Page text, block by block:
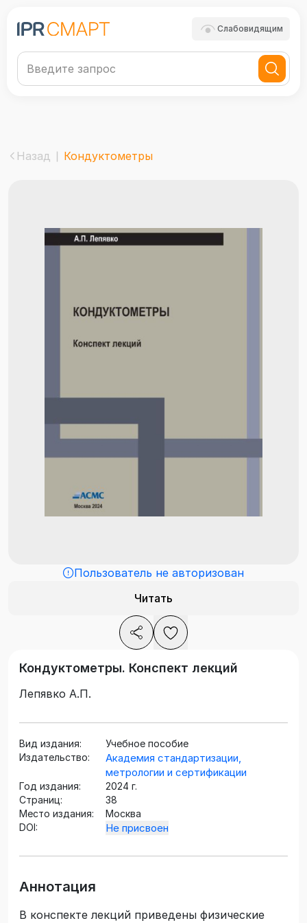
Слабовидящим
Назад Кондуктометры
Пользователь не авторизован
Читать
Кондуктометры. Конспект лекций
Лепявко А.П.
Вид издания:
Учебное пособие
Издательство:
Академия стандартизации,
метрологии и сертификации
Год издания:
2024 г.
Страниц:
38
Место издания:
Москва
DOI:
Не присвоен
Аннотация
В конспекте лекций приведены физические